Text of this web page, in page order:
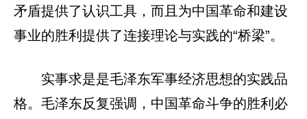
矛盾提供了认识工具，而且为中国革命和建设
事业的胜利提供了连接理论与实践的“桥梁”。
实事求是是毛泽东军事经济思想的实践品
格。毛泽东反复强调，中国革命斗争的胜利必